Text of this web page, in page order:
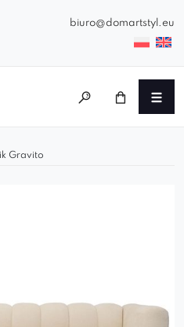
biuro@domartstyl.eu
Gravito